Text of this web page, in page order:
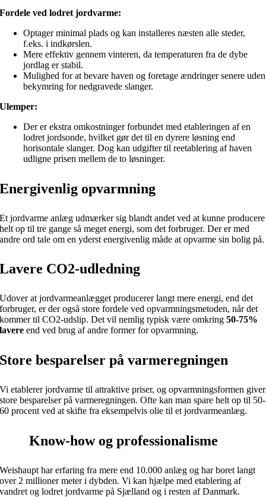
Fordele ved lodret jordvarme:
Optager minimal plads og kan installeres næsten alle steder,
f.eks. i indkørslen.
Mere effektiv gennem vinteren, da temperaturen fra de dybe
jordlag er stabil.
Mulighed for at bevare haven og foretage ændringer senere uden
bekymring for nedgravede slanger.
Ulemper:
Der er ekstra omkostninger forbundet med etableringen af en
lodret jordsonde, hvilket gør det til en dyrere løsning end
horisontale slanger. Dog kan udgifter til reetablering af haven
udligne prisen mellem de to løsninger.
Energivenlig opvarmning
Et jordvarme anlæg udmærker sig blandt andet ved at kunne producere
helt op til tre gange så meget energi, som det forbruger. Der er med
andre ord tale om en yderst energivenlig måde at opvarme sin bolig på.
Lavere CO2-udledning
Udover at jordvarmeanlægget producerer langt mere energi, end det
forbruger, er der også store fordele ved opvarmningsmetoden, når det
kommer til CO2-udslip. Det vil nemlig typisk være omkring50-75%
lavere end ved brug af andre former for opvarmning.
Store besparelser på varmeregningen
Vi etablerer jordvarme til attraktive priser, og opvarmningsformen giver
store besparelser på varmeregningen. Ofte kan man spare helt op til 50-
60 procent ved at skifte fra eksempelvis olie til et jordvarmeanlæg.
Know-how og professionalisme
Weishaupt har erfaring fra mere end 10.000 anlæg og har boret langt
over 2 millioner meter i dybden. Vi kan hjælpe med etablering af
vandret og lodret jordvarme på Sjælland og i resten af Danmark.